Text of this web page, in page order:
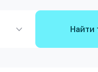
Найти